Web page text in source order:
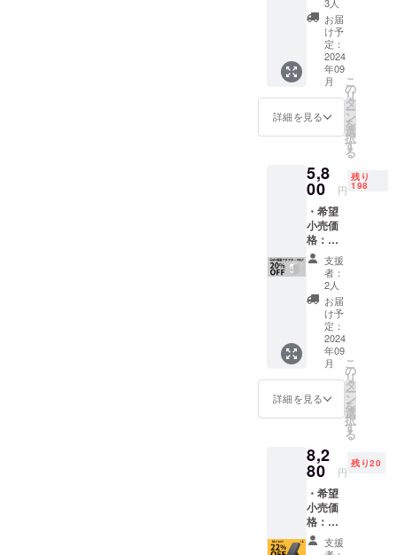
認の上
お買い
求め下
さい。
MagSaf
eステッ
カー×1
※ リ
消費税
込みの
価格で
す。 ※
割引率
は製品
本体の
販売予
定価格
に対す
るもの
です。
※ご注文
状況製
造工程
合等に
より出
ること
がござ
いま
す。 ※
デザイ
ン・仕
様は変
250*13
0*60m
m ■材
質：耐
水性ポ
リエス
テル ■
ファス
内容：
多機能
ポーチ
「MAR
US」×1
※ご注文
状況製
造工程
上の都
合等に
より出
荷時期
が遅れ
ること
がござ
いま
す。 ※
料・消
費税込
みの価
格で
す。 ※
割引率
は製品
り
20％OF
Lightnin
Micro-
USB、
Type-C
端子が
内臓さ
子を統
一する
スマー
トケー
ブルシ
リーズ
の巻き
取りタ
イプ
「キメ
ラケー
ブル」
■出力:
Max5V
3A ■カ
ラー :
ホワイ
65*66*2
2mm ■
最大
コード
長 :
85cm ■
出力:
お届
け予
定：
2024
年09
月
詳細を見る
こ
の
リ
タ
ー
ン
を
選
択
す
る
5,8
00 円
残り
198
・希望
小売価
格：
7,250
円（税
込）よ
り
20％OF
F ※日本
語取扱
説明書
及び商
品到着
後1ヶ月
間の交
換保証
PD対応
小型ア
ダプ
ター
「VOLT
」 ※ご
注文状
況製造
支援
者：
2人
お届
け予
定：
2024
年09
月
詳細を見る
こ
の
リ
タ
ー
ン
を
選
択
す
る
8,2
80 円
残り20
・希望
小売価
格：
11,240
円(税込)
支援